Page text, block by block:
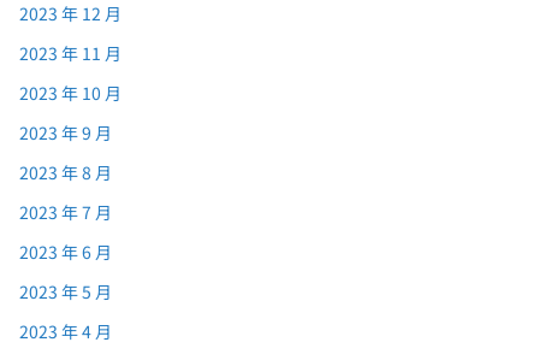
2023 年 12 月
2023 年 11 月
2023 年 10 月
2023 年 9 月
2023 年 8 月
2023 年 7 月
2023 年 6 月
2023 年 5 月
2023 年 4 月